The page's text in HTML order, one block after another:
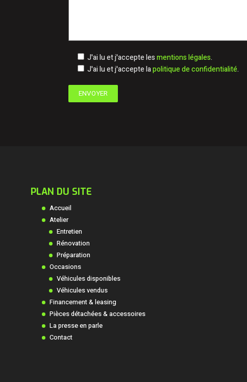
J'ai lu et j'accepte lesmentions légales.
J'ai lu et j'accepte lapolitique de confidentialité.
PLAN DU SITE
Accueil
Atelier
Entretien
Rénovation
Préparation
Occasions
Véhicules disponibles
Véhicules vendus
Financement & leasing
Pièces détachées & accessoires
La presse en parle
Contact